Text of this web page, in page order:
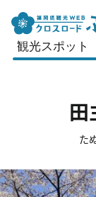
観光スポット
田
た